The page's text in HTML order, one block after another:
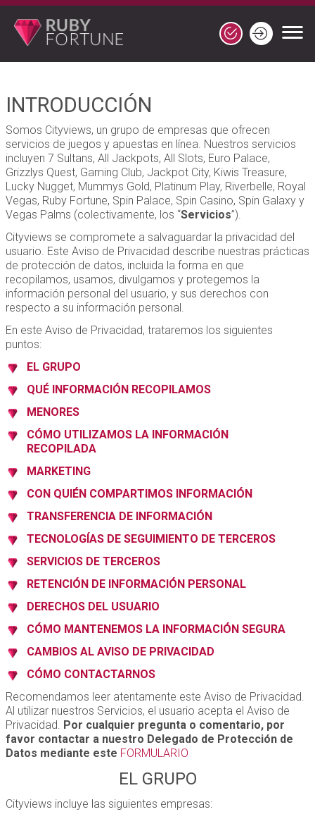
INTRODUCCIÓN
Somos Cityviews, un grupo de empresas que ofrecen
servicios de juegos y apuestas en línea. Nuestros servicios
incluyen 7 Sultans, All Jackpots, All Slots, Euro Palace,
Grizzlys Quest, Gaming Club, Jackpot City, Kiwis Treasure,
Lucky Nugget, Mummys Gold, Platinum Play, Riverbelle, Royal
Vegas, Ruby Fortune, Spin Palace, Spin Casino, Spin Galaxy y
Vegas Palms (colectivamente, los “Servicios”).
Cityviews se compromete a salvaguardar la privacidad del
usuario. Este Aviso de Privacidad describe nuestras prácticas
de protección de datos, incluida la forma en que
recopilamos, usamos, divulgamos y protegemos la
información personal del usuario, y sus derechos con
respecto a su información personal.
En este Aviso de Privacidad, trataremos los siguientes
puntos:
EL GRUPO
QUÉ INFORMACIÓN RECOPILAMOS
MENORES
CÓMO UTILIZAMOS LA INFORMACIÓN
RECOPILADA
MARKETING
CON QUIÉN COMPARTIMOS INFORMACIÓN
TRANSFERENCIA DE INFORMACIÓN
TECNOLOGÍAS DE SEGUIMIENTO DE TERCEROS
SERVICIOS DE TERCEROS
RETENCIÓN DE INFORMACIÓN PERSONAL
DERECHOS DEL USUARIO
CÓMO MANTENEMOS LA INFORMACIÓN SEGURA
CAMBIOS AL AVISO DE PRIVACIDAD
CÓMO CONTACTARNOS
Recomendamos leer atentamente este Aviso de Privacidad.
Al utilizar nuestros Servicios, el usuario acepta el Aviso de
Privacidad. Por cualquier pregunta o comentario, por
favor contactar a nuestro Delegado de Protección de
Datos mediante este FORMULARIO
EL GRUPO
Cityviews incluye las siguientes empresas: